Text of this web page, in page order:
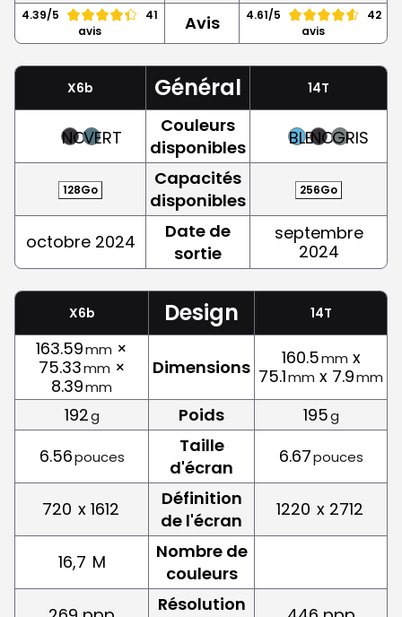
4.39/5
41
avis
Avis 4.61/5
42
avis
X6b Général 14T
NOIRVERT
Couleurs
disponibles
BLEUNOIRGRIS
128Go
Capacités
disponibles
256Go
octobre 2024
Date de
sortie
septembre
2024
X6b Design 14T
163.59mm ×
75.33mm ×
8.39mm
Dimensions 160.5mm x
75.1mm x 7.9mm
192g Poids 195g
6.56pouces
Taille
d'écran
6.67pouces
720 x 1612
Définition
de l'écran
1220 x 2712
16,7 M
Nombre de
couleurs
Résolution